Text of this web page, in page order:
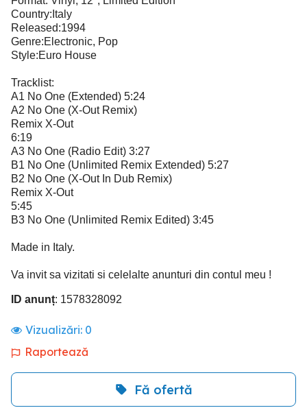
Country:Italy
Released:1994
Genre:Electronic, Pop
Style:Euro House
Tracklist:
A1 No One (Extended) 5:24
A2 No One (X-Out Remix)
Remix X-Out
6:19
A3 No One (Radio Edit) 3:27
B1 No One (Unlimited Remix Extended) 5:27
B2 No One (X-Out In Dub Remix)
Remix X-Out
5:45
B3 No One (Unlimited Remix Edited) 3:45
Made in Italy.
Va invit sa vizitati si celelalte anunturi din contul meu !
ID anunț: 1578328092
Vizualizări: 0
Raportează
Fă ofertă